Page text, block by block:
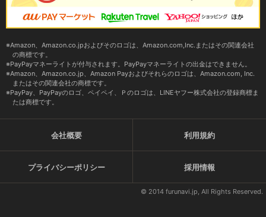
Amazon、Amazon.co.jpおよびそのロゴは、Amazon.com,Inc.またはその関連会社
の商標です。
PayPayマネーライトが付与されます。PayPayマネーライトの出金はできません。
Amazon、Amazon.co.jp、Amazon Payおよびそれらのロゴは、Amazon.com, Inc.
またはその関連会社の商標です。
PayPay、PayPayのロゴ、ペイペイ、Ｐのロゴは、LINEヤフー株式会社の登録商標ま
たは商標です。
会社概要 利用規約
プライバシーポリシー 採用情報
© 2014 furunavi.jp, All Rights Reserved.